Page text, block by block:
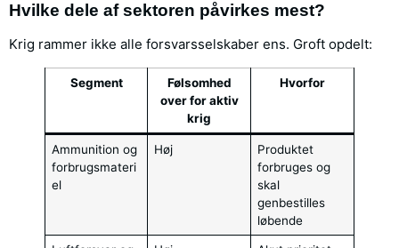
Hvilke dele af sektoren påvirkes mest?
Krig rammer ikke alle forsvarsselskaber ens. Groft opdelt:
Segment
Følsomhed
over for aktiv
krig
Hvorfor
Ammunition og
forbrugsmateri
el
Høj
Produktet
forbruges og
skal
genbestilles
løbende